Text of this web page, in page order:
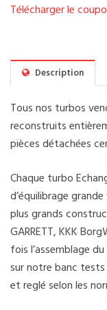
Télécharger le
Description
Tous nos turbos
reconstruits
pièces détachées
Chaque turbo
d’équilibrage
plus grands
GARRETT, KKK
fois l’assemblage
sur notre banc
et reglé selon les